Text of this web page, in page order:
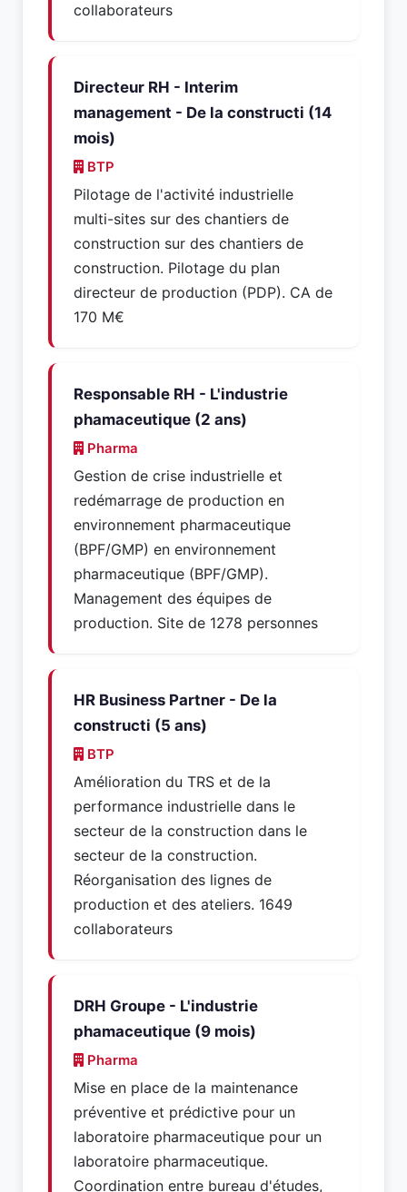
collaborateurs
Directeur RH - Interim
management - De la constructi (14
mois)
BTP
Pilotage de l'activité industrielle
multi-sites sur des chantiers de
construction sur des chantiers de
construction. Pilotage du plan
directeur de production (PDP). CA de
170 M€
Responsable RH - L'industrie
phamaceutique (2 ans)
Pharma
Gestion de crise industrielle et
redémarrage de production en
environnement pharmaceutique
(BPF/GMP) en environnement
pharmaceutique (BPF/GMP).
Management des équipes de
production. Site de 1278 personnes
HR Business Partner - De la
constructi (5 ans)
BTP
Amélioration du TRS et de la
performance industrielle dans le
secteur de la construction dans le
secteur de la construction.
Réorganisation des lignes de
production et des ateliers. 1649
collaborateurs
DRH Groupe - L'industrie
phamaceutique (9 mois)
Pharma
Mise en place de la maintenance
préventive et prédictive pour un
laboratoire pharmaceutique pour un
laboratoire pharmaceutique.
Coordination entre bureau d'études,